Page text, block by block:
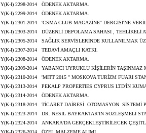
Y(K-I) 2298-2014
ÖDENEK AKTARMA.
Y(K-I) 2299-2014
ÖDENEK AKTARMA.
Y(K-I) 2301-2014
'CSMA CLUB MAGAZİNE'' DERGİSİ'NE
Y(K-I) 2303-2014
DÜZENLİ DEPOLAMA SAHASI , TEHLİKELİ
Y(K-I) 2305-2014
SAĞLIK SERVİSLERİNDE KULLANILMAK
Y(K-I) 2307-2014
TEDAVİ AMAÇLI KATKI.
Y(K-I) 2308-2014
ÖDENEK AKTARMA.
Y(K-I) 2309-2014
YABANCI UYRUKLU KİŞİLERİN TAŞINMAZ
Y(K-I) 2310-2014
'MITT 2015 '' MOSKOVA TURİZM FUARI
Y(K-I) 2313-2014
PEKALP PROPERTIES CYPRUS LTD'İN
Y(K-I) 2314-2014
ÖDENEK AKTARMA.
Y(K-I) 2318-2014
TİCARET DAİRESİ OTOMASYON SİSTEMİ
Y(K-I) 2323-2014
DR. NESİL BAYRAKTAR'IN SÖZLEŞMELİ
Y(K-I) 2324-2014
ANKARA'DA GERÇEKLEŞTİRİLECEK
Y(K-I) 2326-2014
ÖZEL MALZEME ALIMI.